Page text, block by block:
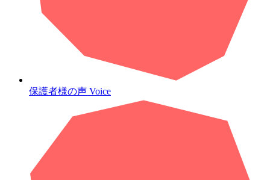
保護者様の声 Voice